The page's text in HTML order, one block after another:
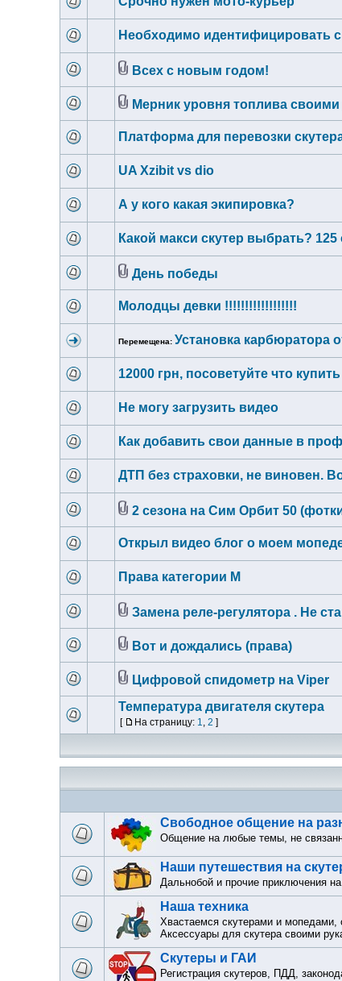
Необходимо идентифицировать
Всех с новым годом!
Мерник уровня топлива своими
Платформа для перевозки
UA Xzibit vs dio
А у кого какая экипировка?
Какой макси скутер выбрать? 125
День победы
Молодцы девки !!!!!!!!!!!!!!!!!!
Перемещена: Установка карбюратора
12000 грн, посоветуйте что купить
Не могу загрузить видео
Как добавить свои данные в
ДТП без страховки, не виновен.
2 сезона на Сим Орбит 50
Открыл видео блог о моем
Права категории М
Замена реле-регулятора . Не
Вот и дождались (права)
Цифровой спидометр на Viper
Температура двигателя скутера
[ На страницу: 1, 2 ]
Свободное общение на
Общение на любые темы, не
Наши путешествия на
Дальнобой и прочие приключения
Наша техника
Хвастаемся скутерами и мопедами,
Аксессуары для скутера своими
Скутеры и ГАИ
Регистрация скутеров, ПДД,